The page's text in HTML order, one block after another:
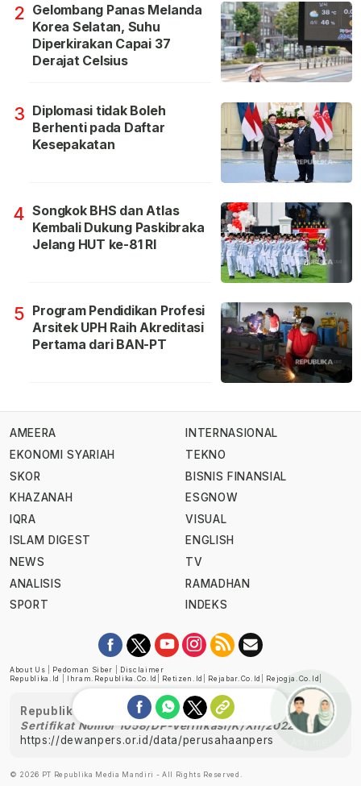
2 Gelombang Panas Melanda
Korea Selatan, Suhu
Diperkirakan Capai 37
Derajat Celsius
3 Diplomasi tidak Boleh
Berhenti pada Daftar
Kesepakatan
4 Songkok BHS dan Atlas
Kembali Dukung Paskibraka
Jelang HUT ke-81 RI
5 Program Pendidikan Profesi
Arsitek UPH Raih Akreditasi
Pertama dari BAN-PT
AMEERA
EKONOMI SYARIAH
SKOR
KHAZANAH
IQRA
ISLAM DIGEST
NEWS
ANALISIS
SPORT
INTERNASIONAL
TEKNO
BISNIS FINANSIAL
ESGNOW
VISUAL
ENGLISH
TV
RAMADHAN
INDEKS
About Us Pedoman Siber
Disclaimer
Republika.id
Ihram.republika.co.id Retizen.id Rejabar.co.id Rejogja.co.id
Republika telah diverifikasi oleh Dewan Pers
Sertifikat Nomor 1058/DP-Verifikasi/K/XII/2022
https://dewanpers.or.id/data/perusahaanpers
© 2026 PT Republika Media Mandiri - All Rights Reserved.